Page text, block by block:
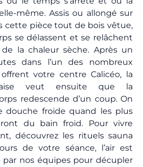
même. Assis ou allongé sur
cette pièce tout de bois vêtue,
se délassent et se relâchent
la chaleur sèche. Après un
dans l’un des nombreux
votre centre Calicéo, la
veut ensuite que la
redescende d’un coup. On
douche froide quand les plus
du bain froid. Pour vivre
découvrez les rituels sauna
de votre séance, l’air est
par nos équipes pour décupler